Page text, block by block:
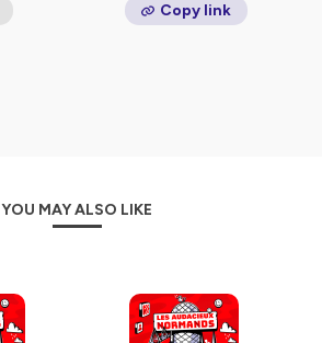
Copy link
YOU MAY ALSO LIKE